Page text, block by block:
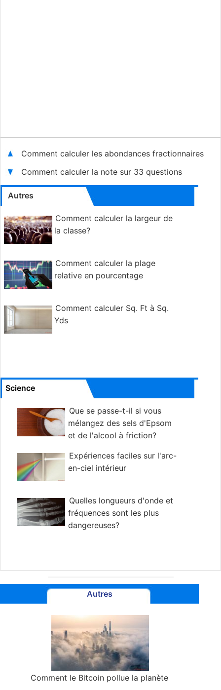
Comment calculer les abondances fractionnaires
Comment calculer la note sur 33 questions
Autres
Comment calculer la largeur de
la classe?
Comment calculer la plage
relative en pourcentage
Comment calculer Sq. Ft à Sq.
Yds
Science
Que se passe-t-il si vous
mélangez des sels d'Epsom
et de l'alcool à friction?
Expériences faciles sur l'arc-
en-ciel intérieur
Quelles longueurs d'onde et
fréquences sont les plus
dangereuses?
Autres
Comment le Bitcoin pollue la planète